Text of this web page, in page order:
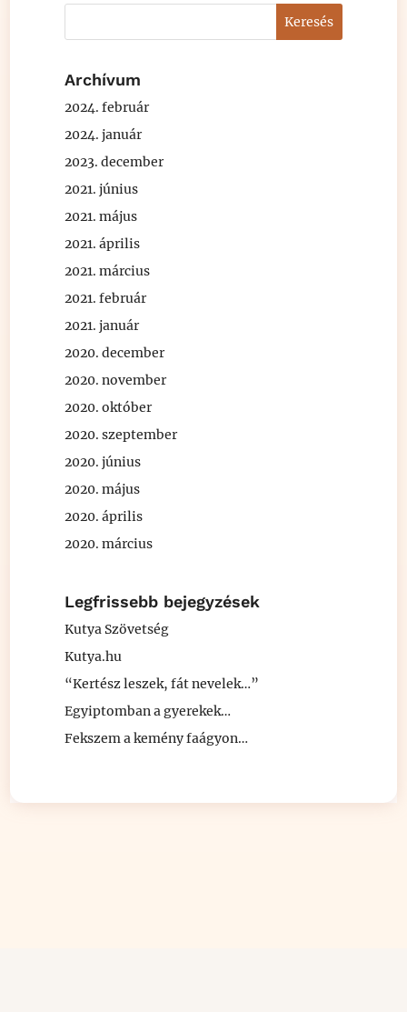
Archívum
2024. február
2024. január
2023. december
2021. június
2021. május
2021. április
2021. március
2021. február
2021. január
2020. december
2020. november
2020. október
2020. szeptember
2020. június
2020. május
2020. április
2020. március
Legfrissebb bejegyzések
Kutya Szövetség
Kutya.hu
“Kertész leszek, fát nevelek…”
Egyiptomban a gyerekek…
Fekszem a kemény faágyon…